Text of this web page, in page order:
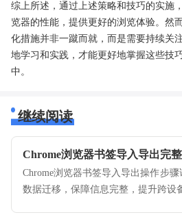
综上所述，通过上述策略和技巧的实施
览器的性能，提供更好的浏览体验。然
化措施并非一蹴而就，而是需要持续关
地学习和实践，才能更好地掌握这些技
中。
继续阅读
Chrome浏览器书签导入导出完
Chrome浏览器书签导入导出操作步
数据迁移，保障信息完整，提升跨设